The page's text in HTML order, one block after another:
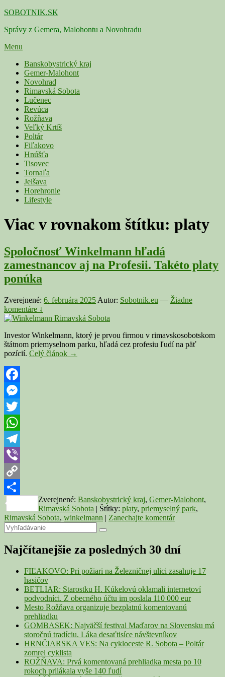
Skip
content
SOBOTNIK.SK
Správy z Gemera, Malohontu a Novohradu
Menu
Primárne
menu
Banskobystrický kraj
Gemer-Malohont
Novohrad
Rimavská Sobota
Lučenec
Revúca
Rožňava
Veľký Krtíš
Poltár
Fiľakovo
Hnúšťa
Tisovec
Tornaľa
Jelšava
Horehronie
Lifestyle
Viac v rovnakom štítku: platy
Spoločnosť Winkelmann hľadá
zamestnancov aj na Profesii. Takéto platy
ponúka
Zverejnené: 6. februára 2025 Autor: Sobotnik.eu — Žiadne
komentáre ↓
Investor Winkelmann, ktorý je prvou firmou v rimavskosobotskom
štátnom priemyselnom parku, hľadá cez profesiu ľudí na päť
pozícií. Celý článok Spoločnosť
→
Facebook
Messenger
Twitter
WhatsApp
Telegram
Viber
Copy
Link
Share
Zverejnené: Banskobystrický kraj, Gemer-Malohont,
Rimavská Sobota | Štítky: platy, priemyselný park,
Rimavská Sobota, winkelmann | Zanechajte komentár
Primary
Sidebar
Widget
Area
Search
for:
Search
Najčítanejšie za posledných 30 dní
FIĽAKOVO: Pri požiari na Železničnej ulici zasahuje 17
hasičov
BETLIAR: Starostku H. Kúkelovú oklamali internetoví
podvodníci. Z obecného účtu im poslala 110 000 eur
Mesto Rožňava organizuje bezplatnú komentovanú
prehliadku
GOMBASEK: Najväčší festival Maďarov na Slovensku má
storočnú tradíciu. Láka desaťtisíce návštevníkov
HRNČIARSKA VES: Na cykloceste R. Sobota – Poltár
zomrel cyklista
ROŽŇAVA: Prvá komentovaná prehliadka mesta po 10
rokoch prilákala vyše 140 ľudí